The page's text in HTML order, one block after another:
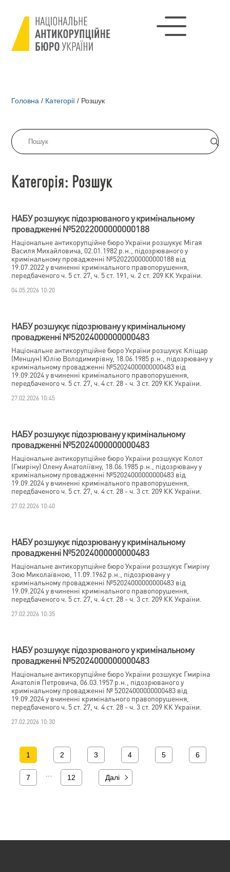
Головна / Категорії / Розшук
Категорія: Розшук
НАБУ розшукує підозрюваного у кримінальному
провадженні №52022000000000188
Національне антикорупційне бюро України розшукує Мігая
Василя Михайловича, 02.01.1982 р.н., підозрюваного у
кримінальному провадженні №52022000000000188 від
19.07.2022 у вчиненні кримінального правопорушення,
передбаченого ч. 5 ст. 27, ч. 5 ст. 191, ч. 2 ст. 209 КК України.
04.05.2026 10:20
НАБУ розшукує підозрювану у кримінальному
провадженні №52024000000000483
Національне антикорупційне бюро України розшукує Кліщар
(Меншун) Юлію Володимирівну, 18.06.1985 р.н., підозрювану у
кримінальному провадженні №52024000000000483 від
19.09.2024 у вчиненні кримінального правопорушення,
передбаченого ч. 5 ст. 27, ч. 4 ст. 28 - ч. 3 ст. 209 КК України.
27.02.2026 10:45
НАБУ розшукує підозрювану у кримінальному
провадженні №52024000000000483
Національне антикорупційне бюро України розшукує Колот
(Гмиріну) Олену Анатоліївну, 18.06.1985 р.н., підозрювану у
кримінальному провадженні №52024000000000483 від
19.09.2024 у вчиненні кримінального правопорушення,
передбаченого ч. 5 ст. 27, ч. 4 ст. 28 - ч. 3 ст. 209 КК України.
27.02.2026 10:40
НАБУ розшукує підозрювану у кримінальному
провадженні №52024000000000483
Національне антикорупційне бюро України розшукує Гмиріну
Зою Миколаївною, 11.09.1962 р.н., підозрювану у
кримінальному провадженні №52024000000000483 від
19.09.2024 у вчиненні кримінального правопорушення,
передбаченого ч. 5 ст. 27, ч. 4 ст. 28 - ч. 3 ст. 209 КК України.
27.02.2026 10:35
НАБУ розшукує підозрюваного у кримінальному
провадженні №52024000000000483
Національне антикорупційне бюро України розшукує Гмиріна
Анатолія Петровича, 06.03.1957 р.н., підозрюваного у
кримінальному провадженні № 52024000000000483 від
19.09.2024 у вчиненні кримінального правопорушення,
передбаченого ч. 5 ст. 27, ч. 4 ст. 28 - ч. 3 ст. 209 КК України.
27.02.2026 10:30
1 2 3 4 5 6
7 12 Далі